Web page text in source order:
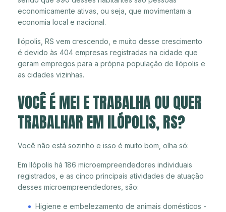
economicamente ativas, ou seja, que movimentam a
economia local e nacional.
Ilópolis, RS vem crescendo, e muito desse crescimento
é devido às 404 empresas registradas na cidade que
geram empregos para a própria população de Ilópolis e
as cidades vizinhas.
VOCÊ É MEI E TRABALHA OU QUER
TRABALHAR EM ILÓPOLIS, RS?
Você não está sozinho e isso é muito bom, olha só:
Em Ilópolis há 186 microempreendedores individuais
registrados, e as cinco principais atividades de atuação
desses microempreendedores, são:
Higiene e embelezamento de animais domésticos -